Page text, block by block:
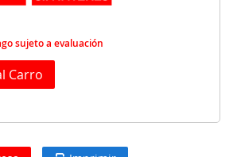
sujeto a evaluación
Carro